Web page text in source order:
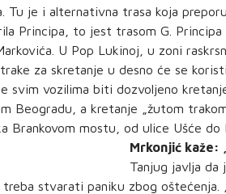
Tu je i alternativna trasa koja
Principa, to jest trasom G.
U Pop Lukinoj, u zoni
za skretanje u desno će se
svim vozilima biti dozvoljeno
Beogradu, a kretanje „žutom
Brankovom mostu, od ulice Ušće do
Mrkonjić kaže:
Tanjug javlja
treba stvarati paniku zbog